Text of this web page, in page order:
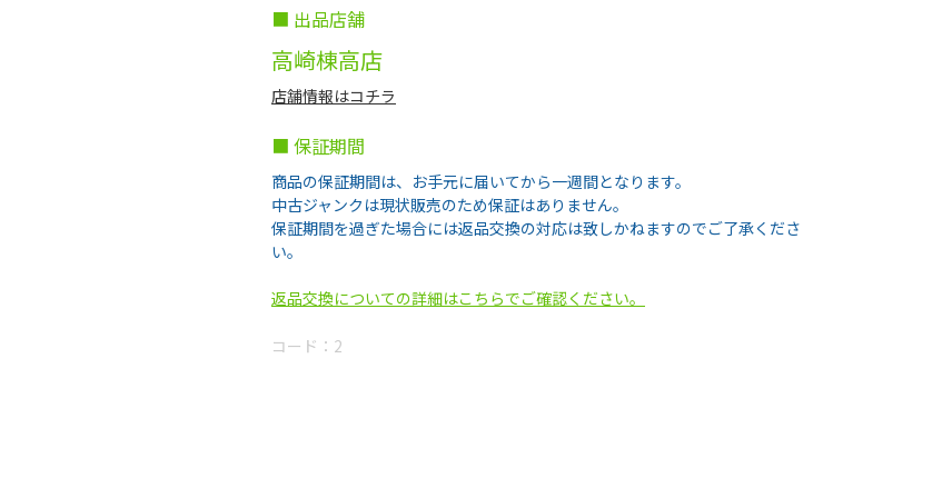
■ 出品店舗
高崎棟高店
店舗情報はコチラ
■ 保証期間
商品の保証期間は、お手元に届いてから一週間となります。
中古ジャンクは現状販売のため保証はありません。
保証期間を過ぎた場合には返品交換の対応は致しかねますのでご了承くださ
い。
返品交換についての詳細はこちらでご確認ください。
コード： 2